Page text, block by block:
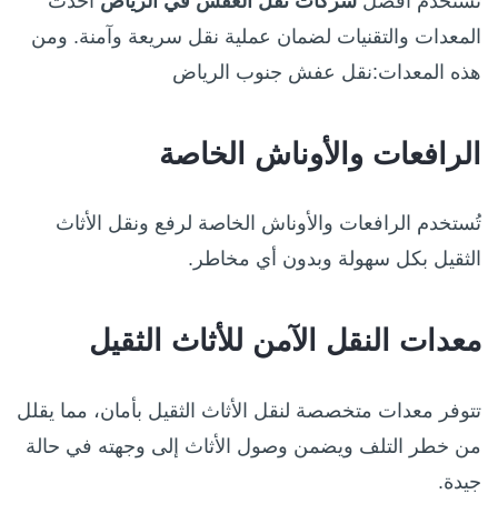
المعدات والتقنيات لضمان عملية نقل سريعة وآمنة. ومن
هذه المعدات:نقل عفش جنوب الرياض
الرافعات والأوناش الخاصة
تُستخدم الرافعات والأوناش الخاصة لرفع ونقل الأثاث
الثقيل بكل سهولة وبدون أي مخاطر.
معدات النقل الآمن للأثاث الثقيل
تتوفر معدات متخصصة لنقل الأثاث الثقيل بأمان، مما يقلل
من خطر التلف ويضمن وصول الأثاث إلى وجهته في حالة
جيدة.